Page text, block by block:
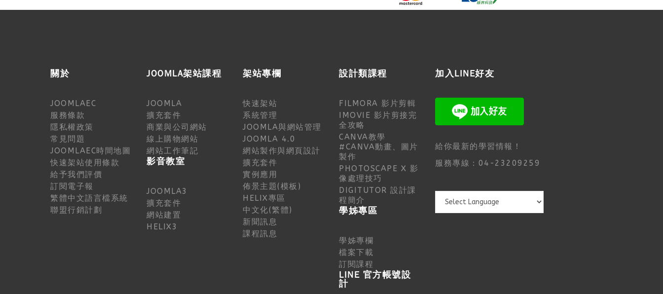
關於
JOOMLAEC
服務條款
隱私權政策
常見問題
JOOMLAEC時間地圖
快速架站使用條款
給予我們評價
訂閱電子報
繁體中文語言檔系統
聯盟行銷計劃
JOOMLA架站課程
JOOMLA
擴充套件
商業與公司網站
線上購物網站
網站工作筆記
影音教室
JOOMLA3
擴充套件
網站建置
HELIX3
架站專欄
快速架站
系統管理
JOOMLA與網站管理
JOOMLA 4.0
網站製作與網頁設計
擴充套件
實例應用
佈景主題(模板)
HELIX專區
中文化(繁體)
新聞訊息
課程訊息
設計類課程
FILMORA 影片剪輯
IMOVIE 影片剪接完
全攻略
CANVA教學
#CANVA動畫、圖片
製作
PHOTOSCAPE X 影
像處理技巧
DIGITUTOR 設計課
程簡介
學姊專區
學姊專欄
檔案下載
訂閱課程
LINE 官方帳號設
計
加入LINE好友
給你最新的學習情報！
服務專線：04-23209259